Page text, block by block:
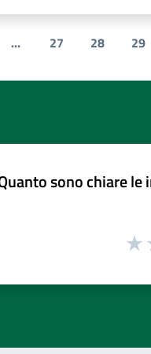
... 27 28 29
sono chiare